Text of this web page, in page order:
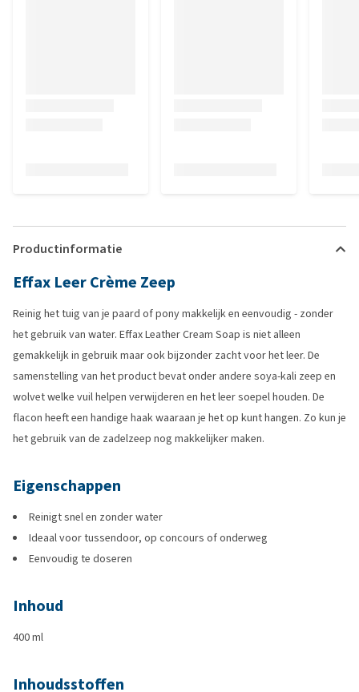
Productinformatie
Effax Leer Crème Zeep
Reinig het tuig van je paard of pony makkelijk en eenvoudig - zonder
het gebruik van water. Effax Leather Cream Soap is niet alleen
gemakkelijk in gebruik maar ook bijzonder zacht voor het leer. De
samenstelling van het product bevat onder andere soya-kali zeep en
wolvet welke vuil helpen verwijderen en het leer soepel houden. De
flacon heeft een handige haak waaraan je het op kunt hangen. Zo kun je
het gebruik van de zadelzeep nog makkelijker maken.
Eigenschappen
Reinigt snel en zonder water
Ideaal voor tussendoor, op concours of onderweg
Eenvoudig te doseren
Inhoud
400 ml
Inhoudsstoffen